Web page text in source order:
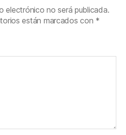
electrónico no será publicada.
están marcados con *